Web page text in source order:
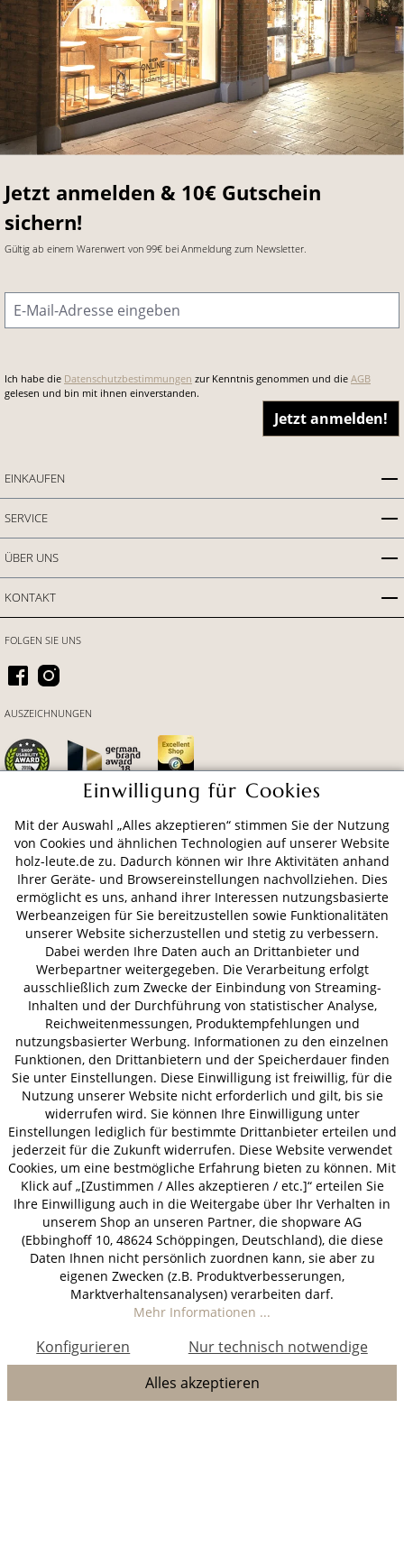
Jetzt anmelden & 10€ Gutschein
sichern!
Gültig ab einem Warenwert von 99€ bei Anmeldung zum Newsletter.
E-Mail-Adresse
Ich habe die Datenschutzbestimmungen zur Kenntnis genommen und die AGB
gelesen und bin mit ihnen einverstanden.
Jetzt anmelden!
EINKAUFEN
SERVICE
ÜBER UNS
KONTAKT
ZAHLUNGSARTEN
VERSAND
FOLGEN SIE UNS
AUSZEICHNUNGEN
AGB Datenschutz
Impressum
© 2026 HOLZ-LEUTE
* Alle Preise inkl. gesetzl. Mehrwertsteuer zzgl.Versandkosten.
Einwilligung für Cookies
Mit der Auswahl „Alles akzeptieren“ stimmen Sie der Nutzung
von Cookies und ähnlichen Technologien auf unserer Website
holz-leute.de zu. Dadurch können wir Ihre Aktivitäten anhand
Ihrer Geräte- und Browsereinstellungen nachvollziehen. Dies
ermöglicht es uns, anhand ihrer Interessen nutzungsbasierte
Werbeanzeigen für Sie bereitzustellen sowie Funktionalitäten
unserer Website sicherzustellen und stetig zu verbessern.
Dabei werden Ihre Daten auch an Drittanbieter und
Werbepartner weitergegeben. Die Verarbeitung erfolgt
ausschließlich zum Zwecke der Einbindung von Streaming-
Inhalten und der Durchführung von statistischer Analyse,
Reichweitenmessungen, Produktempfehlungen und
nutzungsbasierter Werbung. Informationen zu den einzelnen
Funktionen, den Drittanbietern und der Speicherdauer finden
Sie unter Einstellungen. Diese Einwilligung ist freiwillig, für die
Nutzung unserer Website nicht erforderlich und gilt, bis sie
widerrufen wird. Sie können Ihre Einwilligung unter
Einstellungen lediglich für bestimmte Drittanbieter erteilen und
jederzeit für die Zukunft widerrufen. Diese Website verwendet
Cookies, um eine bestmögliche Erfahrung bieten zu können. Mit
Klick auf „[Zustimmen / Alles akzeptieren / etc.]“ erteilen Sie
Ihre Einwilligung auch in die Weitergabe über Ihr Verhalten in
unserem Shop an unseren Partner, die shopware AG
(Ebbinghoff 10, 48624 Schöppingen, Deutschland), die diese
Daten Ihnen nicht persönlich zuordnen kann, sie aber zu
eigenen Zwecken (z.B. Produktverbesserungen,
Marktverhaltensanalysen) verarbeiten darf.
Mehr Informationen ...
Nur technisch notwendige
Konfigurieren
Alles akzeptieren